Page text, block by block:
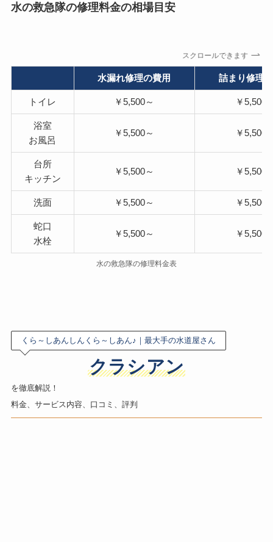
水の救急隊の修理料金の相場目安
スクロールできます
水漏れ修理の費用 詰まり修理
トイレ ￥5,500～ ￥5,500
浴室
お風呂
￥5,500～ ￥5,500
台所
キッチン
￥5,500～ ￥5,500
洗面 ￥5,500～ ￥5,500
蛇口
水栓
￥5,500～ ￥5,500
水の救急隊の修理料金表
くら～しあんしんくら～しあん♪｜最大手の水道屋さん
クラシアン
を徹底解説！
料金、サービス内容、口コミ、評判